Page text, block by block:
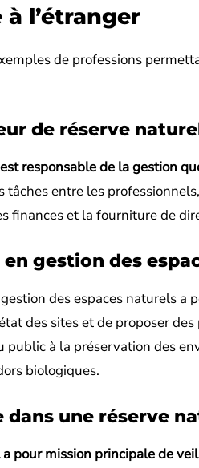
l’étranger
de professions
de réserve
responsable de la gestion
tâches entre les
finances et la fourniture de
gestion des
des espaces naturels a
des sites et de proposer
public à la préservation des
biologiques.
dans une réserve
a pour mission principale de